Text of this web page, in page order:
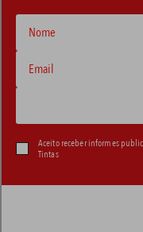
Aceito receber informes
Tintas